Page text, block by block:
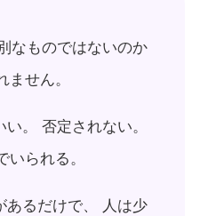
なものではないのか
ません。
。 否定されない。
いられる。
あるだけで、 人は少